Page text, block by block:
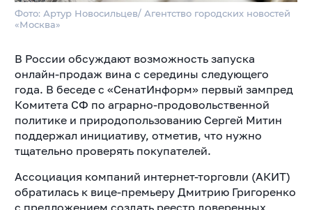
Фото: Артур Новосильцев/ Агентство городских новостей
«Москва»
В России обсуждают возможность запуска
онлайн-продаж вина с середины следующего
года. В беседе с «СенатИнформ» первый зампред
Комитета СФ по аграрно-продовольственной
политике и природопользованию Сергей Митин
поддержал инициативу, отметив, что нужно
тщательно проверять покупателей.
Ассоциация компаний интернет-торговли (АКИТ)
обратилась к вице-премьеру Дмитрию Григоренко